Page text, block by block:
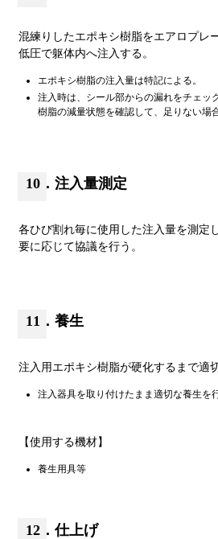
混練りしたエポキシ樹脂をエアロプレ
低圧で躯体内へ注入する。
エポキシ樹脂の注入量は特記による。
注入時は、シール部からの漏れをチェッ
樹脂の減量状態を確認して、足りない場
10．注入量測定
各ひび割れ毎に使用した注入量を測定
要に応じて協議を行う。
11．養生
注入用エポキシ樹脂が硬化するまで適
注入器具を取り付けたまま適切な養生を
【使用する機材】
養生用具等
12．仕上げ